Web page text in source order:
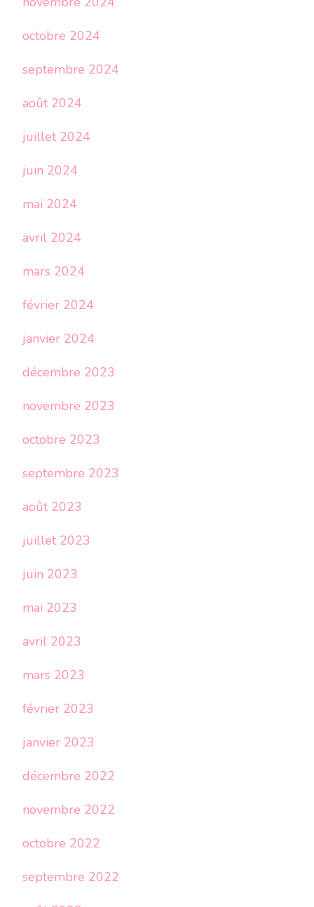
octobre 2024
septembre 2024
août 2024
juillet 2024
juin 2024
mai 2024
avril 2024
mars 2024
février 2024
janvier 2024
décembre 2023
novembre 2023
octobre 2023
septembre 2023
août 2023
juillet 2023
juin 2023
mai 2023
avril 2023
mars 2023
février 2023
janvier 2023
décembre 2022
novembre 2022
octobre 2022
septembre 2022